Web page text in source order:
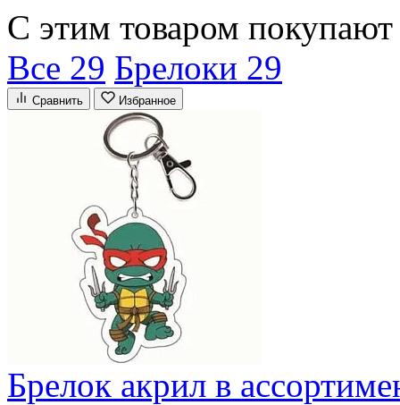
С этим товаром покупают
Все 29 Брелоки 29
Сравнить Избранное
Брелок акрил в